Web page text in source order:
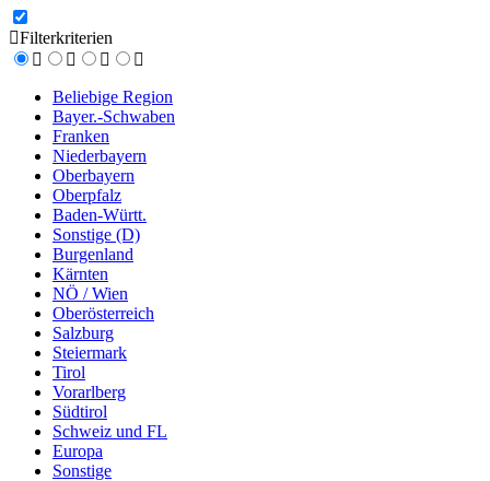
Filterkriterien
Beliebige Region
Bayer.-Schwaben
Franken
Niederbayern
Oberbayern
Oberpfalz
Baden-Württ.
Sonstige (D)
Burgenland
Kärnten
NÖ / Wien
Oberösterreich
Salzburg
Steiermark
Tirol
Vorarlberg
Südtirol
Schweiz und FL
Europa
Sonstige